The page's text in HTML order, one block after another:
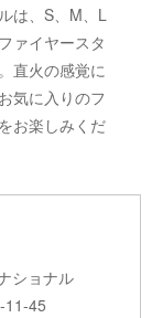
は、S、M、L
ァイヤースタ
直火の感覚に
気に入りのフ
お楽しみくだ
ショナル
11-45